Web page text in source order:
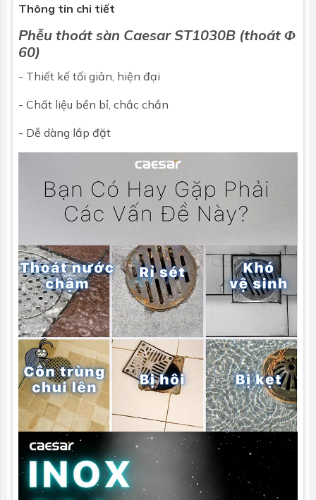
Thông tin chi tiết
Phễu thoát sàn CaesarST1030B (thoát Φ
60)
- Thiết kế tối giản, hiện đại
- Chất liệu bền bỉ, chắc chắn
- Dễ dàng lắp đặt